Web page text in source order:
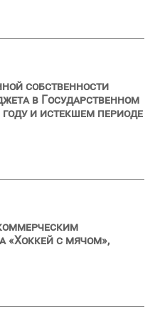
собственности
в Государственном
и истекшем периоде
«Хоккей с мячом»,